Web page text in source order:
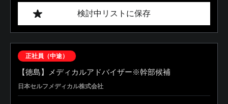
検討中リストに保存
正社員（中途）
【徳島】メディカルアドバイザー※幹部候補
日本セルフメディカル株式会社